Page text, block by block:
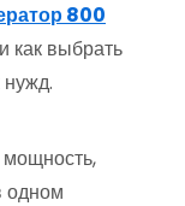
800
как выбрать